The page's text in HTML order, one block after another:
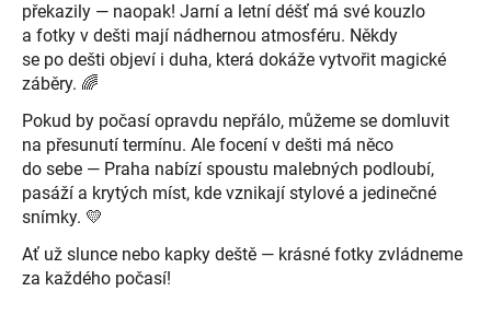
překazily — naopak! Jarní a letní déšť má své kouzlo
a fotky v dešti mají nádhernou atmosféru. Někdy
se po dešti objeví i duha, která dokáže vytvořit magické
záběry. 🌈
Pokud by počasí opravdu nepřálo, můžeme se domluvit
na přesunutí termínu. Ale focení v dešti má něco
do sebe — Praha nabízí spoustu malebných podloubí,
pasáží a krytých míst, kde vznikají stylové a jedinečné
snímky. 💛
Ať už slunce nebo kapky deště — krásné fotky zvládneme
za každého počasí!